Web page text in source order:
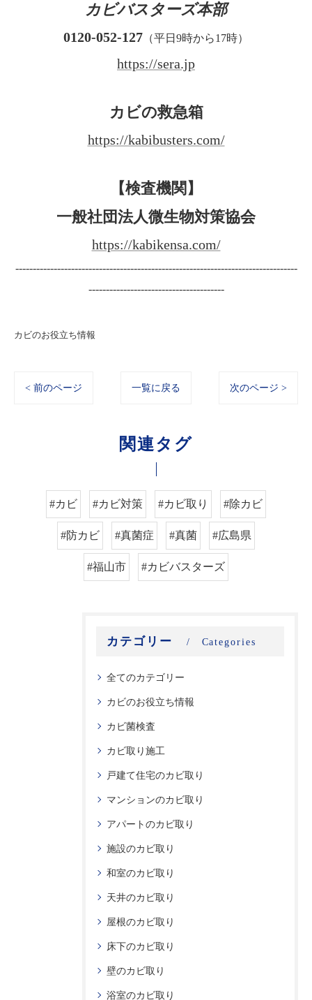
カビバスターズ本部
0120-052-127 （平日9時から17時）
https://sera.jp
カビの救急箱
https://kabibusters.com/
【検査機関】
一般社団法人微生物対策協会
https://kabikensa.com/
---------------------------------------------------------------------------------
---------------------------------------
カビのお役立ち情報
< 前のページ 一覧に戻る 次のページ >
関連タグ
#カビ #カビ対策 #カビ取り #除カビ
#防カビ #真菌症 #真菌 #広島県
#福山市 #カビバスターズ
カテゴリー Categories
全てのカテゴリー
カビのお役立ち情報
カビ菌検査
カビ取り施工
戸建て住宅のカビ取り
マンションのカビ取り
アパートのカビ取り
施設のカビ取り
和室のカビ取り
天井のカビ取り
屋根のカビ取り
床下のカビ取り
壁のカビ取り
浴室のカビ取り